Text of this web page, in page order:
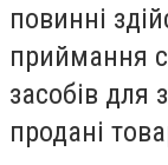
повинні
приймання
засобів для
продані